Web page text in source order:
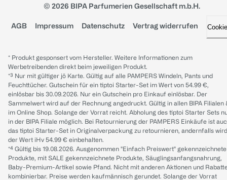
© 2026 BIPA Parfumerien Gesellschaft m.b.H.
AGB Impressum Datenschutz Vertrag widerrufen
* Produkt gesponsert vom Hersteller. Weitere Informationen zum
Werbetreibenden direkt beim jeweiligen Produkt.
*³ Nur mit gültiger jö Karte. Gültig auf alle PAMPERS Windeln, Pants und
Feuchttücher. Gutschein für ein tiptoi Starter-Set im Wert von 54.99 €,
einlösbar bis 30.09.2026. Nur ein Gutschein pro Einkauf einlösbar. Der
Sammelwert wird auf der Rechnung angedruckt. Gültig in allen BIPA Filialen
im Online Shop. Solange der Vorrat reicht. Abholung des tiptoi Starter Sets
in der BIPA Filiale möglich. Bei Retournierung der PAMPERS Einkäufe ist
das tiptoi Starter-Set in Originalverpackung zu retournieren, andernfalls wird
der Wert iHv 54.99 € einbehalten.
*⁴ Gültig bis 19.08.2026. Ausgenommen "Einfach Preiswert" gekennzeichnete
Produkte, mit SALE gekennzeichnete Produkte, Säuglingsanfangsnahrung,
Baby-Premium-Artikel sowie Pfand. Nicht mit anderen Aktionen und
kombinierbar. Preise werden kaufmännisch gerundet. Solange der Vorrat